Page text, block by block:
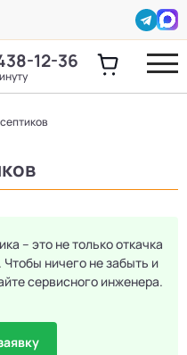
12-36
– это не только откачка
ничего не забыть и
сервисного инженера.